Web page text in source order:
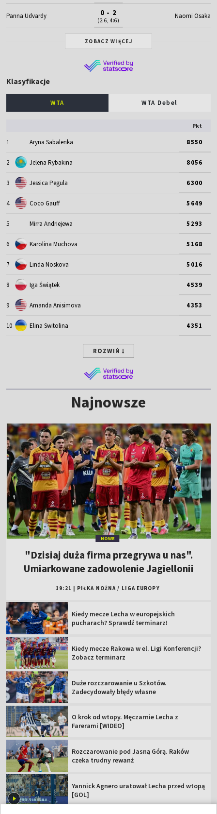
Panna Udvardy 0 - 2
(2:6, 4:6)
Naomi Osaka
ZOBACZ WIĘCEJ
Klasyfikacje
WTA WTA Debel
Pkt
1 Aryna Sabalenka 8550
2 Jelena Rybakina 8056
3 Jessica Pegula 6300
4 Coco Gauff 5649
5 Mirra Andriejewa 5293
6 Karolina Muchova 5168
7 Linda Noskova 5016
8 Iga Świątek 4539
9 Amanda Anisimova 4353
10 Elina Switolina 4351
ROZWIŃ
Najnowsze
NOWE
"Dzisiaj duża firma przegrywa u nas".
Umiarkowane zadowolenie Jagiellonii
19:21 PIŁKA NOŻNA / LIGA EUROPY
Kiedy mecze Lecha w europejskich
pucharach? Sprawdź terminarz!
Kiedy mecze Rakowa w el. Ligi Konferencji?
Zobacz terminarz
Duże rozczarowanie u Szkotów.
Zadecydowały błędy własne
O krok od wtopy. Męczarnie Lecha z
Farerami [WIDEO]
Rozczarowanie pod Jasną Górą. Raków
czeka trudny rewanż
Yannick Agnero uratował Lecha przed wtopą
[GOL]